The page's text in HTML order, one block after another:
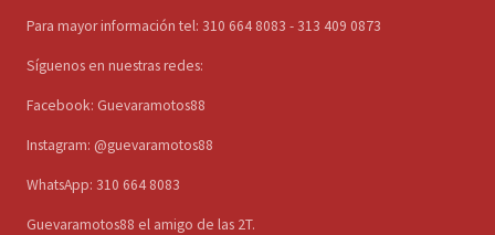
Para mayor información tel: 310 664 8083 - 313 409 0873
Síguenos en nuestras redes:
Facebook: Guevaramotos88
Instagram: @guevaramotos88
WhatsApp: 310 664 8083
Guevaramotos88 el amigo de las 2T.